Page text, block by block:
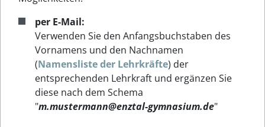
per E-Mail:
Verwenden Sie den Anfangsbuchstaben des
Vornamens und den Nachnamen
(Namensliste der Lehrkräfte) der
entsprechenden Lehrkraft und ergänzen Sie
diese nach dem Schema
"m.mustermann@enztal-gymnasium.de"